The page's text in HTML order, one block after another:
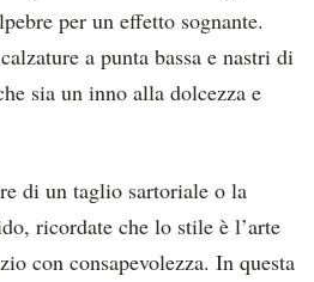
per un effetto sognante.
a punta bassa e nastri di
sia un inno alla dolcezza e
di un taglio sartoriale o la
ricordate che lo stile è l’arte
con consapevolezza. In questa